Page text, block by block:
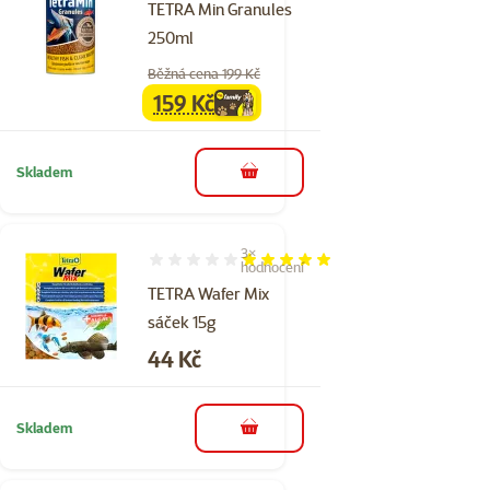
TETRA Min Granules
250ml
Běžná cena 199 Kč
familycena
159 Kč
Skladem do košíku
TETRA Wafer Mix
sáček 15g
Hodnocení 100%, počet hodnocení: 3
3×
hodnocení
Cena
44 Kč
Skladem do košíku